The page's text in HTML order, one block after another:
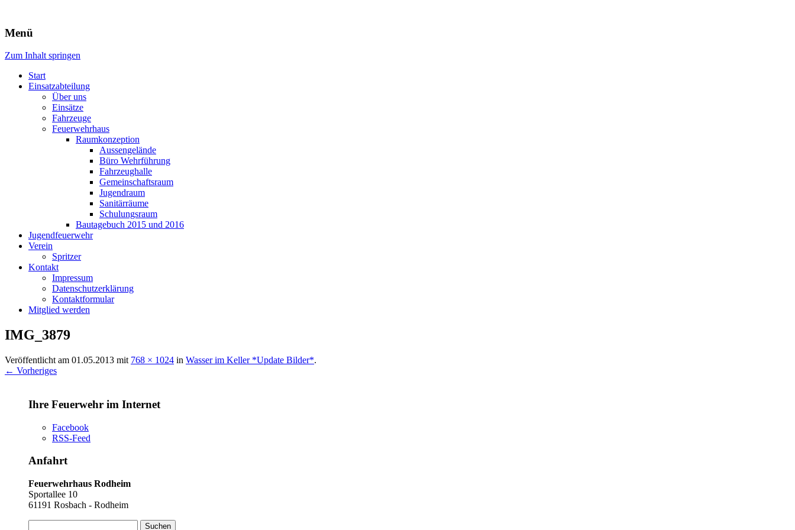
Freiwillige Feuerwehr Rodheim v.d.H.
Menü
Zum Inhalt springen
Start
Einsatzabteilung
Über uns
Einsätze
Fahrzeuge
Feuerwehrhaus
Raumkonzeption
Aussengelände
Büro Wehrführung
Fahrzeughalle
Gemeinschaftsraum
Jugendraum
Sanitärräume
Schulungsraum
Bautagebuch 2015 und 2016
Jugendfeuerwehr
Verein
Spritzer
Kontakt
Impressum
Datenschutzerklärung
Kontaktformular
Mitglied werden
IMG_3879
Veröffentlicht am 01.05.2013 mit 768 × 1024 in Wasser im Keller *Update Bilder*.
← Vorheriges
Ihre Feuerwehr im Internet
Facebook
RSS-Feed
Anfahrt
Feuerwehrhaus Rodheim
Sportallee 10
61191 Rosbach - Rodheim